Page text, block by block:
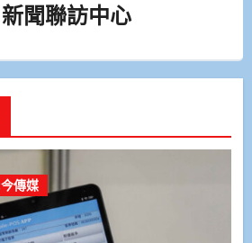
新聞聯訪中心
傳媒